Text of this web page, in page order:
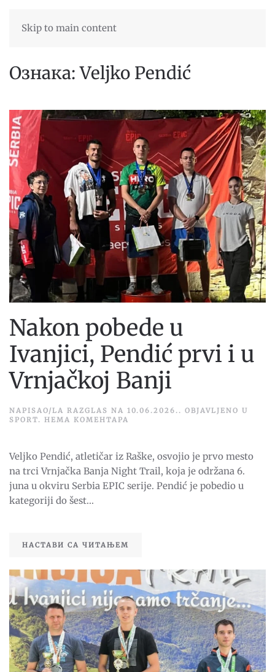
Skip to main content
Ознака:Veljko Pendić
Nakon pobede u
Ivanjici, Pendić prvi i u
Vrnjačkoj Banji
NAPISAO/LA RAZGLAS NA 10.06.2026. . OBJAVLJENO U
SPORT. НЕМА КОМЕНТАРА
IVANJICI,
PENDIĆ
PRVI
I
Veljko Pendić, atletičar iz Raške, osvojio je prvo mesto
na trci Vrnjačka Banja Night Trail, koja je održana 6.
juna u okviru Serbia EPIC serije. Pendić je pobedio u
kategoriji do šest...
НАСТАВИ СА ЧИТАЊЕМ